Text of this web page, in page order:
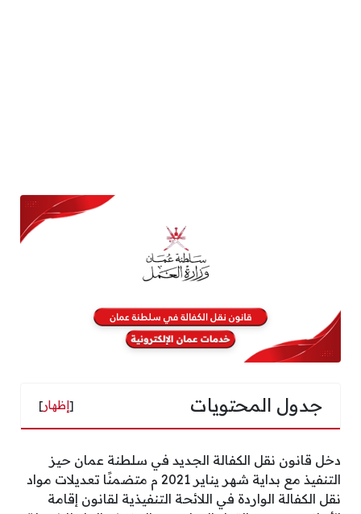
جدول المحتويات [إظهار]
دخل قانون نقل الكفالة الجديد في سلطنة عمان حيز
التنفيذ مع بداية شهر يناير 2021 م متضمنًا تعديلات مواد
نقل الكفالة الواردة في اللائحة التنفيذية لقانون إقامة